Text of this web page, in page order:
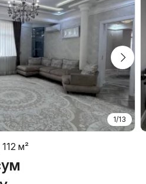
1/13
м²